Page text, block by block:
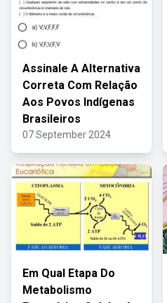
Assinale A Alternativa
Correta Com Relação
Aos Povos Indígenas
Brasileiros
07 September 2024
Em Qual Etapa Do
Metabolismo